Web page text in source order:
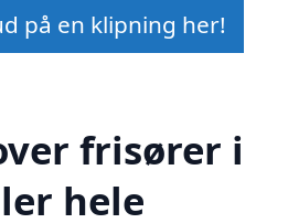
på en klipning her!
frisører i
hele